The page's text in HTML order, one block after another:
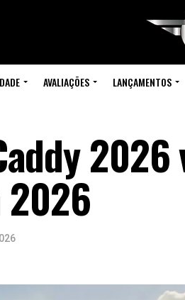
AVALIAÇÕES LANÇAMENTOS
2026